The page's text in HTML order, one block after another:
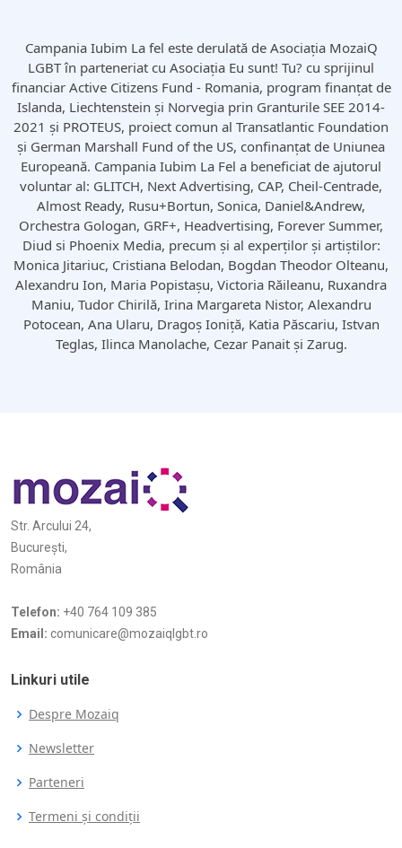
Campania Iubim La fel este derulată de Asociația MozaiQ
LGBT în parteneriat cu Asociația Eu sunt! Tu? cu sprijinul
financiar Active Citizens Fund - Romania, program finanțat de
Islanda, Liechtenstein și Norvegia prin Granturile SEE 2014-
2021 și PROTEUS, proiect comun al Transatlantic Foundation
și German Marshall Fund of the US, confinanțat de Uniunea
Europeană. Campania Iubim La Fel a beneficiat de ajutorul
voluntar al: GLITCH, Next Advertising, CAP, Cheil-Centrade,
Almost Ready, Rusu+Bortun, Sonica, Daniel&Andrew,
Orchestra Gologan, GRF+, Headvertising, Forever Summer,
Diud si Phoenix Media, precum și al experților și artiștilor:
Monica Jitariuc, Cristiana Belodan, Bogdan Theodor Olteanu,
Alexandru Ion, Maria Popistașu, Victoria Răileanu, Ruxandra
Maniu, Tudor Chirilă, Irina Margareta Nistor, Alexandru
Potocean, Ana Ularu, Dragoș Ioniță, Katia Păscariu, Istvan
Teglas, Ilinca Manolache, Cezar Panait și Zarug.
Str. Arcului 24,
București,
România
Telefon: +40 764 109 385
Email: comunicare@mozaiqlgbt.ro
Linkuri utile
Despre Mozaiq
Newsletter
Parteneri
Termeni și condiții